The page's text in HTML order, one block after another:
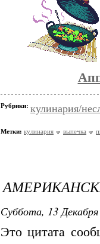
Рубрики: кулинария/
Метки: кулинария выпечка
Суббота, 13
Это цитата